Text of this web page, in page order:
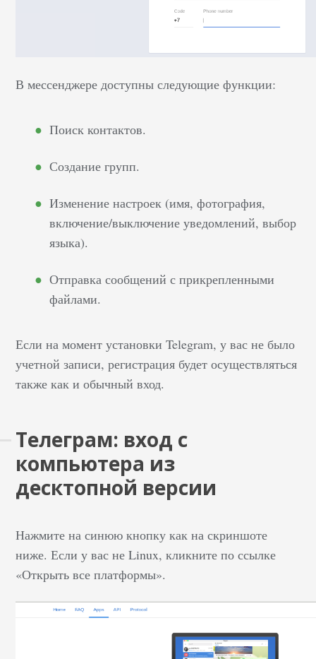
В мессенджере доступны следующие функции:
Поиск контактов.
Создание групп.
Изменение настроек (имя, фотография,
включение/выключение уведомлений, выбор
языка).
Отправка сообщений с прикрепленными
файлами.
Если на момент установки Telegram, у вас не было
учетной записи, регистрация будет осуществляться
также как и обычный вход.
Телеграм: вход с
компьютера из
десктопной версии
Нажмите на синюю кнопку как на скриншоте
ниже. Если у вас не Linux, кликните по ссылке
«Открыть все платформы».